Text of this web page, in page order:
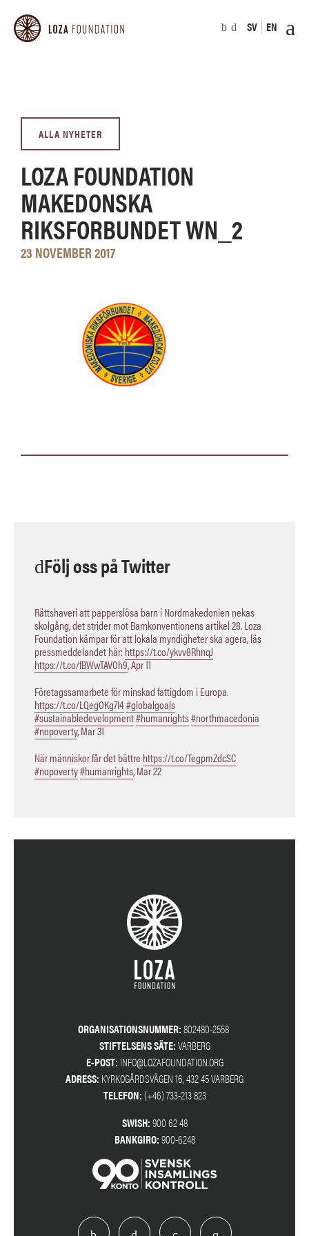
SV EN
ALLA NYHETER
LOZA FOUNDATION
MAKEDONSKA
RIKSFORBUNDET WN_2
23 NOVEMBER 2017
Följ oss på Twitter
Rättshaveri att papperslösa barn i Nordmakedonien nekas
skolgång, det strider mot Barnkonventionens artikel 28. Loza
Foundation kämpar för att lokala myndigheter ska agera, läs
pressmeddelandet här:https://t.co/ykvv8RhnqJ
https://t.co/fBWwTAVOh9,Apr 11
Företagssamarbete för minskad fattigdom i Europa.
https://t.co/LQegOKg7I4#globalgoals
#sustainabledevelopment#humanrights#northmacedonia
#nopoverty,Mar 31
När människor får det bättre https://t.co/TegpmZdcSC
#nopoverty#humanrights,Mar 22
ORGANISATIONSNUMMER:802480-2558
STIFTELSENS SÄTE:VARBERG
E-POST: INFO@LOZAFOUNDATION.ORG
ADRESS: KYRKOGÅRDSVÄGEN 16, 432 45 VARBERG
TELEFON:(+46) 733-213 823
SWISH:900 62 48
BANKGIRO:900-6248